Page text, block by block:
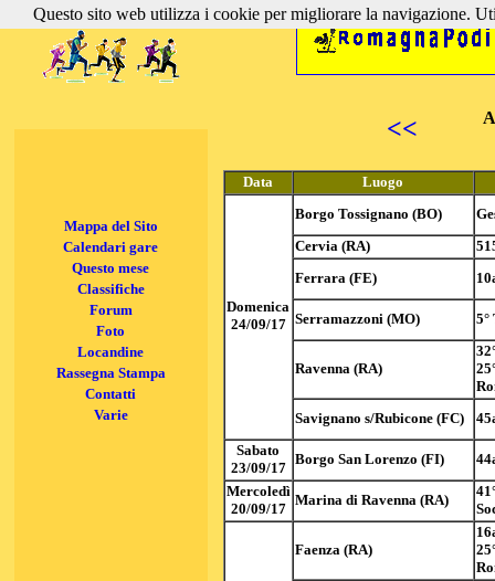
<<
Mappa del Sito
Calendari gare
Questo mese
Classifiche
Forum
Foto
Locandine
Rassegna Stampa
Contatti
Varie
Data Luogo
Domenica
24/09/17
Borgo Tossignano (BO)
Cervia (RA)
Ferrara (FE)
Serramazzoni (MO) 5°
Ravenna (RA)
Savignano s/Rubicone (FC)
Sabato
23/09/17
Borgo San Lorenzo (FI)
Mercoledì
20/09/17
Marina di Ravenna (RA)
Faenza (RA)
Questo sito web utilizza i cookie per migliorare la navigazione.